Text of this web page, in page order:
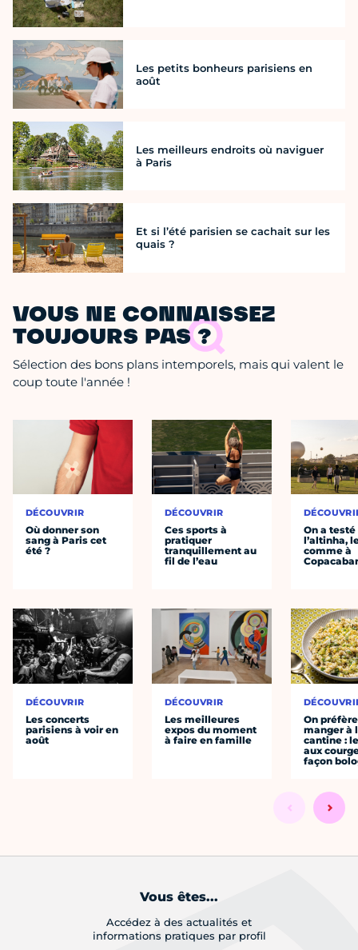
Les petits bonheurs parisiens en
août
Les meilleurs endroits où naviguer
à Paris
Et si l’été parisien se cachait sur les
quais ?
VOUS NE CONNAISSEZ
TOUJOURS PAS ?
Sélection des bons plans intemporels, mais qui valent le
coup toute l'année !
DÉCOUVRIR
Où donner son
sang à Paris cet
été ?
DÉCOUVRIR
Les concerts
parisiens à voir en
août
DÉCOUVRIR
Ces sports à
pratiquer
tranquillement au
fil de l’eau
DÉCOUVRIR
Les meilleures
expos du moment
à faire en famille
On a testé
l’altinha,
comme à
On préfère
manger à
cantine :
aux
façon
Vous êtes...
Accédez à des actualités et
informations pratiques par profil